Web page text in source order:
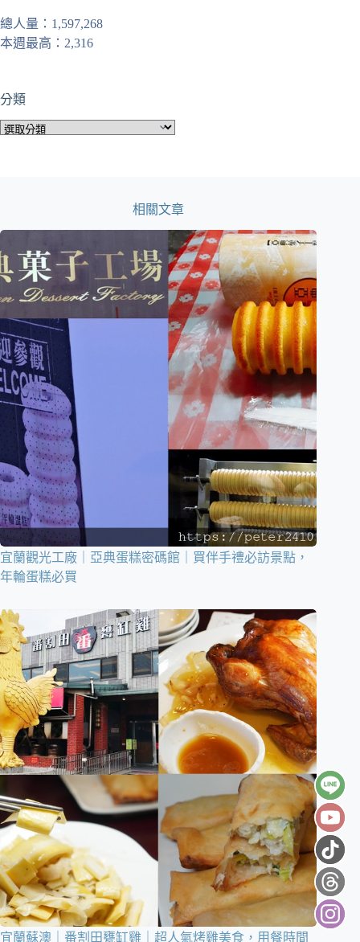
總人量：1,597,268
本週最高：2,316
分類
分
相關文章
宜蘭觀光工廠｜亞典蛋糕密碼館｜買伴手禮必訪景點，
年輪蛋糕必買
宜蘭蘇澳｜番割田甕缸雞｜超人氣烤雞美食，用餐時間